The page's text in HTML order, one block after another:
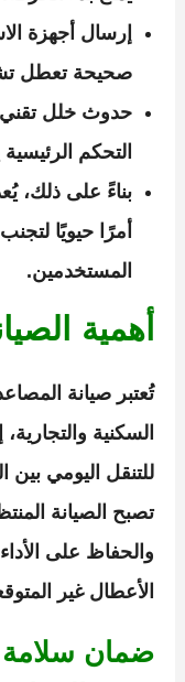
إرسال أجهزة
صحيحة تعطل
حدوث خلل
التحكم
بناءً على ذلك،
أمرًا حيويًا
المستخدمين.
أهمية
تُعتبر صيانة
السكنية
للتنقل اليومي بين
تصبح الصيانة
والحفاظ على
الأعطال غير
ضمان سلامة